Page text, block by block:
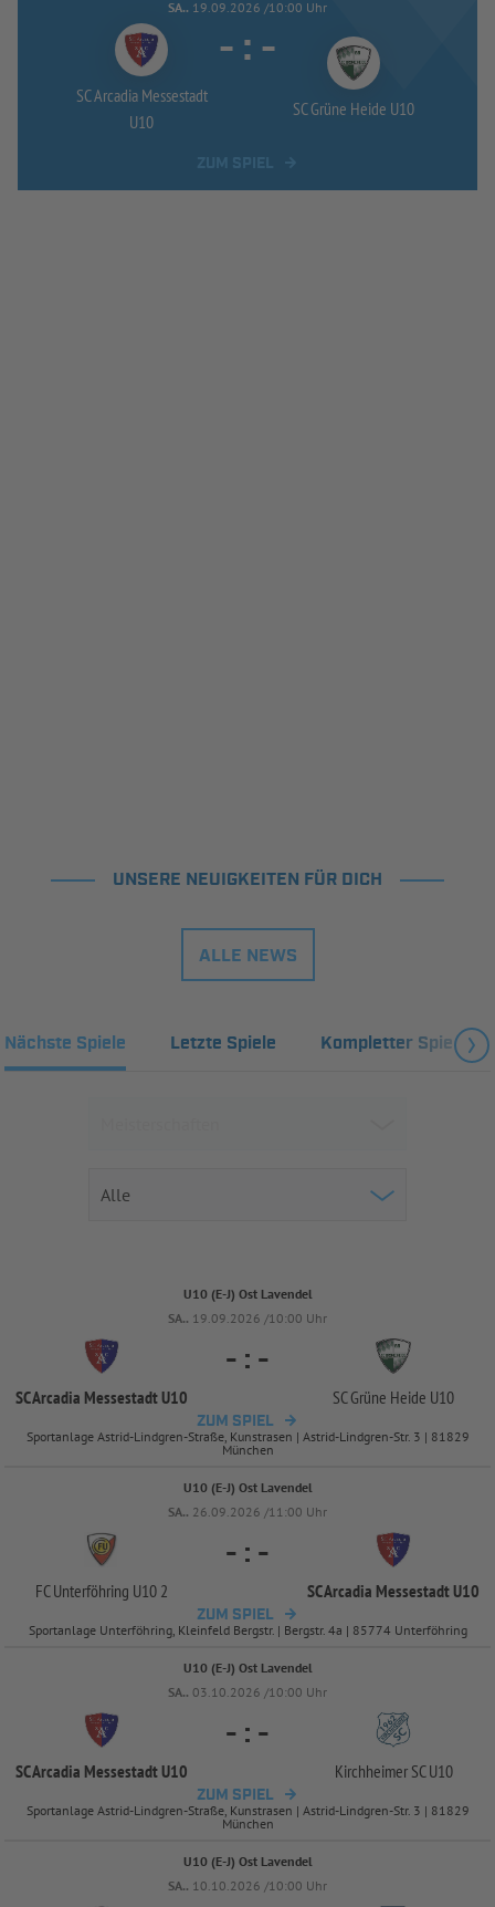
SA.. 19.09.2026 /10:00 Uhr
SC Arcadia Messestadt
U10
- : -
SC Grüne Heide U10
UNSERE NEUIGKEITEN FÜR DICH
ALLE NEWS
Nächste Spiele Letzte Spiele Kompletter Spielplan
U10 (E-J) Ost Lavendel
SA.. 19.09.2026 /10:00 Uhr
SC Arcadia Messestadt U10
- : -
SC Grüne Heide U10
ZUM SPIEL
Sportanlage Astrid-Lindgren-Straße, Kunstrasen | Astrid-Lindgren-Str. 3 | 81829
München
U10 (E-J) Ost Lavendel
SA.. 26.09.2026 /11:00 Uhr
FC Unterföhring U10 2
- : -
SC Arcadia Messestadt U10
ZUM SPIEL
Sportanlage Unterföhring, Kleinfeld Bergstr. | Bergstr. 4a | 85774 Unterföhring
U10 (E-J) Ost Lavendel
SA.. 03.10.2026 /10:00 Uhr
SC Arcadia Messestadt U10
- : -
Kirchheimer SC U10
ZUM SPIEL
Sportanlage Astrid-Lindgren-Straße, Kunstrasen | Astrid-Lindgren-Str. 3 | 81829
München
U10 (E-J) Ost Lavendel
SA.. 10.10.2026 /10:00 Uhr